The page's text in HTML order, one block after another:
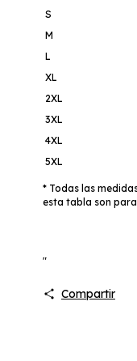
S
M
L
XL
2XL
3XL
4XL
5XL
* Todas las
esta tabla son
"
Compartir